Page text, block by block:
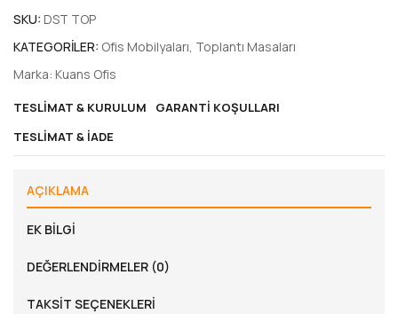
SKU: DST TOP
KATEGORILER: Ofis Mobilyaları, Toplantı Masaları
Marka: Kuans Ofis
TESLIMAT & KURULUM
GARANTI KOŞULLARI
TESLIMAT & İADE
AÇIKLAMA
EK BILGI
DEĞERLENDIRMELER (0)
TAKSIT SEÇENEKLERI